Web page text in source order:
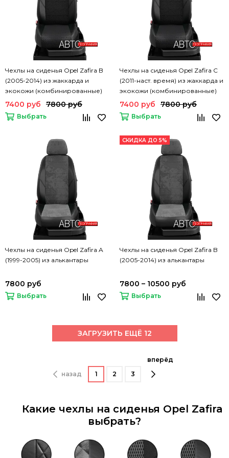
Чехлы на сиденья Opel Zafira B
(2005-2014) из жаккарда и
экокожи (комбинированные)
7400 руб 7800 руб
Выбрать
Чехлы на сиденья Opel Zafira C
(2011-наст. время) из жаккарда и
экокожи (комбинированные)
7400 руб 7800 руб
Выбрать
Чехлы на сиденья Opel Zafira A
(1999-2005) из алькантары
7800 руб
Выбрать
СКИДКА ДО 5%
Чехлы на сиденья Opel Zafira B
(2005-2014) из алькантары
7800 – 10500 руб
Выбрать
ЗАГРУЗИТЬ ЕЩЁ 12
назад 1 2 3
вперёд
Какие чехлы на сиденья Opel Zafira
выбрать?